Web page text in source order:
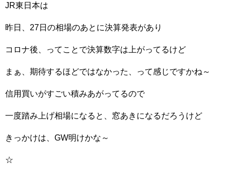
JR東日本は
昨日、27日の相場のあとに決算発表があり
コロナ後、ってことで決算数字は上がってるけど
まぁ、期待するほどではなかった、って感じですかね～
信用買いがすごい積みあがってるので
一度踏み上げ相場になると、窓あきになるだろうけど
きっかけは、GW明けかな～
☆